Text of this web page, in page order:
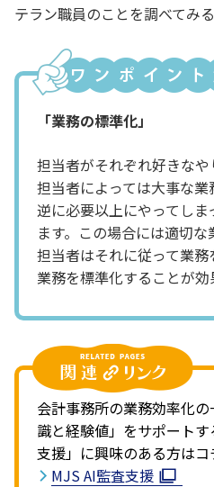
テラン職員のことを調べてみ
「業務の標準化」
担当者がそれぞれ好きなや
担当者によっては大事な業
逆に必要以上にやってし
ます。この場合には適切
担当者はそれに従って業務
業務を標準化することが効
会計事務所の業務効率化
識と経験値」をサポート
支援」に興味のある方はコ
MJS AI監査支援